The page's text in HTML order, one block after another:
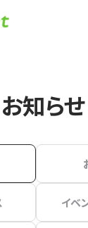
お知らせ
イベ